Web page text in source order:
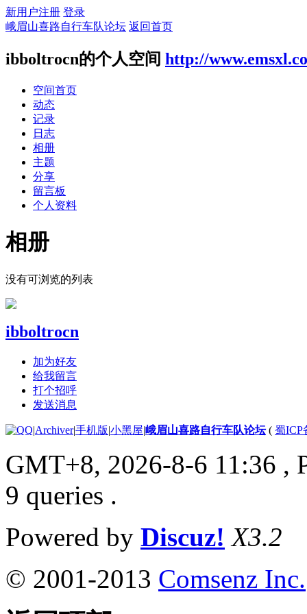
新用户注册 登录
峨眉山喜路自行车队论坛 返回首页
ibboltrocn的个人空间 http://
空间首页
动态
记录
日志
相册
主题
分享
留言板
个人资料
相册
没有可浏览的列表
ibboltrocn
加为好友
给我留言
打个招呼
发送消息
|Archiver|手机版|小黑屋|峨眉山喜路自行车队论坛( 蜀ICP
GMT+8, 2026-8-6 11:36 ,
9 queries .
Powered by Discuz! X3.2
© 2001-2013 Comsenz Inc.